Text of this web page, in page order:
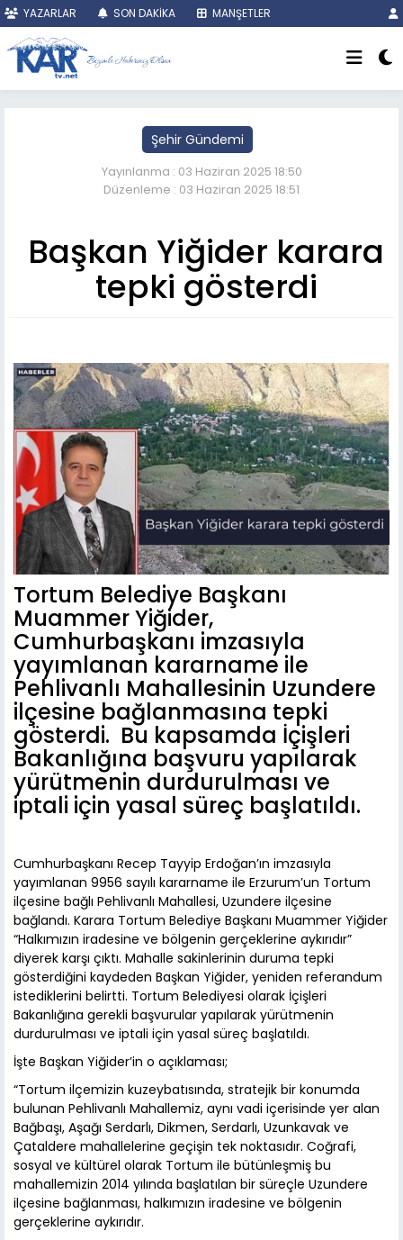
YAZARLAR SON DAKİKA MANŞETLER
Şehir Gündemi
Yayınlanma : 03 Haziran 2025 18:50
Düzenleme : 03 Haziran 2025 18:51
Başkan Yiğider karara
tepki gösterdi
Tortum Belediye Başkanı
Muammer Yiğider,
Cumhurbaşkanı imzasıyla
yayımlanan kararname ile
Pehlivanlı Mahallesinin Uzundere
ilçesine bağlanmasına tepki
gösterdi. Bu kapsamda İçişleri
Bakanlığına başvuru yapılarak
yürütmenin durdurulması ve
iptali için yasal süreç başlatıldı.
Cumhurbaşkanı Recep Tayyip Erdoğan’ın imzasıyla
yayımlanan 9956 sayılı kararname ile Erzurum’un Tortum
ilçesine bağlı Pehlivanlı Mahallesi, Uzundere ilçesine
bağlandı. Karara Tortum Belediye Başkanı Muammer Yiğider
“Halkımızın iradesine ve bölgenin gerçeklerine aykırıdır”
diyerek karşı çıktı. Mahalle sakinlerinin duruma tepki
gösterdiğini kaydeden Başkan Yiğider, yeniden referandum
istediklerini belirtti. Tortum Belediyesi olarak İçişleri
Bakanlığına gerekli başvurular yapılarak yürütmenin
durdurulması ve iptali için yasal süreç başlatıldı.
İşte Başkan Yiğider’in o açıklaması;
“Tortum ilçemizin kuzeybatısında, stratejik bir konumda
bulunan Pehlivanlı Mahallemiz, aynı vadi içerisinde yer alan
Bağbaşı, Aşağı Serdarlı, Dikmen, Serdarlı, Uzunkavak ve
Çataldere mahallelerine geçişin tek noktasıdır. Coğrafi,
sosyal ve kültürel olarak Tortum ile bütünleşmiş bu
mahallemizin 2014 yılında başlatılan bir süreçle Uzundere
ilçesine bağlanması, halkımızın iradesine ve bölgenin
gerçeklerine aykırıdır.